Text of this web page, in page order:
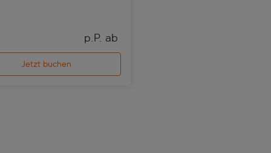
p.P. ab
Jetzt buchen